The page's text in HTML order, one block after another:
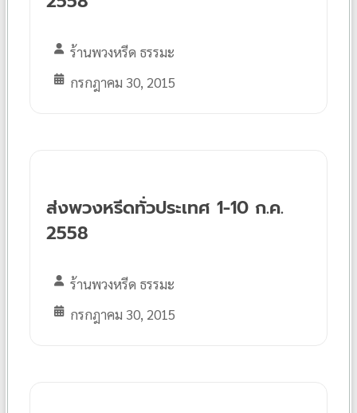
ร้านพวงหรีด ธรรมะ
กรกฎาคม 30, 2015
ส่งพวงหรีดทั่วประเทศ 1-10 ก.ค.
2558
ร้านพวงหรีด ธรรมะ
กรกฎาคม 30, 2015